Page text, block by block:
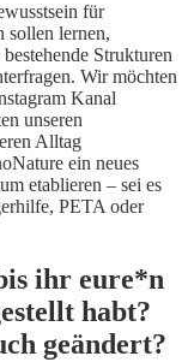
für
sollen lernen,
Strukturen
Wir möchten
Kanal
unseren
Alltag
ein neues
etablieren – sei es
PETA oder
ihr eure*n
habt?
geändert?